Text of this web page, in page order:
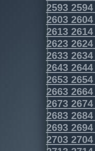
25932594
26032604
26132614
26232624
26332634
26432644
26532654
26632664
26732674
26832684
26932694
27032704